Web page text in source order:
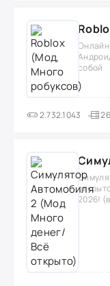
собой
2.732.1043
2026!